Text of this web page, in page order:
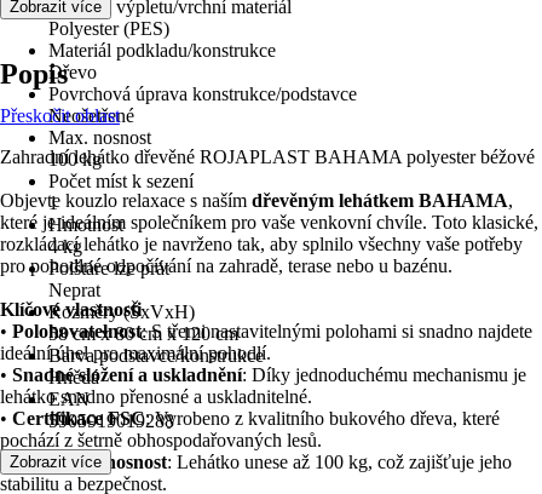
Materiál výpletu/vrchní materiál
Polyester (PES)
Materiál podkladu/konstrukce
Dřevo
Povrchová úprava konstrukce/podstavce
Neošetřené
Max. nosnost
100 kg
Počet míst k sezení
1
Hmotnost
4 kg
Polštáre lze prát
Neprat
Rozměry (ŠxVxH)
58 cm x 80 cm x 120 cm
Barva podstavce/konstrukce
Hnědá
EAN
5905919019288
Zobrazit více
Popis
Přeskočit oblast
Zahradní lehátko dřevěné ROJAPLAST BAHAMA polyester béžové
Objevte kouzlo relaxace s naším dřevěným lehátkem BAHAMA,
které je ideálním společníkem pro vaše venkovní chvíle. Toto klasické,
rozkládací lehátko je navrženo tak, aby splnilo všechny vaše potřeby
pro pohodlné odpočívání na zahradě, terase nebo u bazénu.
Klíčové vlastnosti
• Polohovatelnost: S třemi nastavitelnými polohami si snadno najdete
ideální úhel pro maximální pohodlí.
• Snadné složení a uskladnění: Díky jednoduchému mechanismu je
lehátko snadno přenosné a uskladnitelné.
• Certifikace FSC: Vyrobeno z kvalitního bukového dřeva, které
pochází z šetrně obhospodařovaných lesů.
•Maximální nosnost: Lehátko unese až 100 kg, což zajišťuje jeho
stabilitu a bezpečnost.
Zobrazit více